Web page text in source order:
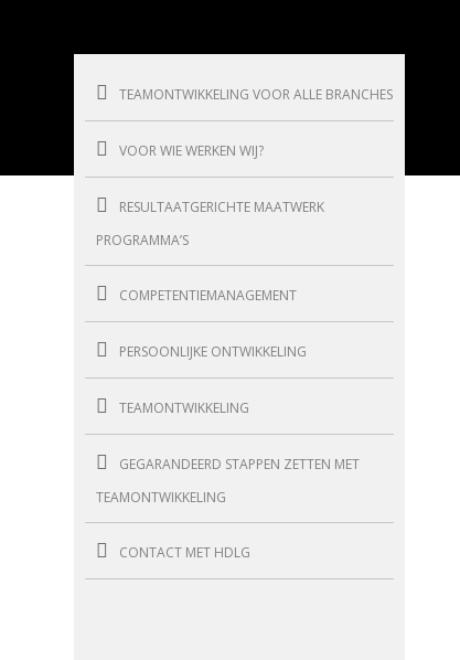
TEAMONTWIKKELING VOOR ALLE BRANCHES
VOOR WIE WERKEN WIJ?
RESULTAATGERICHTE MAATWERK
PROGRAMMA’S
COMPETENTIEMANAGEMENT
PERSOONLIJKE ONTWIKKELING
TEAMONTWIKKELING
GEGARANDEERD STAPPEN ZETTEN MET
TEAMONTWIKKELING
CONTACT MET HDLG